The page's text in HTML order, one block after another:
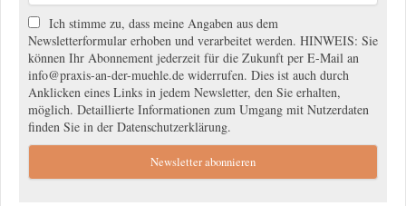
Ich stimme zu, dass meine Angaben aus dem
Newsletterformular erhoben und verarbeitet werden. HINWEIS: Sie
können Ihr Abonnement jederzeit für die Zukunft per E-Mail an
info@praxis-an-der-muehle.de widerrufen. Dies ist auch durch
Anklicken eines Links in jedem Newsletter, den Sie erhalten,
möglich. Detaillierte Informationen zum Umgang mit Nutzerdaten
finden Sie in der Datenschutzerklärung.